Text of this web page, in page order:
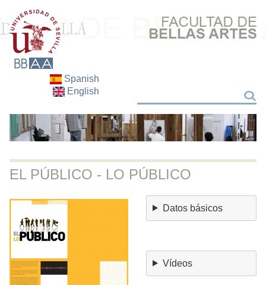
Spanish
English
Buscar
EL PÚBLICO - LO PÚBLICO
Datos básicos
Vídeos